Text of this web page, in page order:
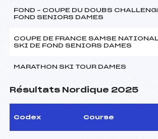
FOND – COUPE DU DOUBS
FOND SENIORS DAMES
COUPE DE FRANCE SAMSE
SKI DE FOND SENIORS DAMES
MARATHON SKI TOUR DAMES
Résultats Nordique 2025
Codex Course